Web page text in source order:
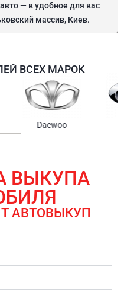
— в удобное для вас
массив, Киев.
ВСЕХ МАРОК
ВЫКУПА
АВТОВЫКУП